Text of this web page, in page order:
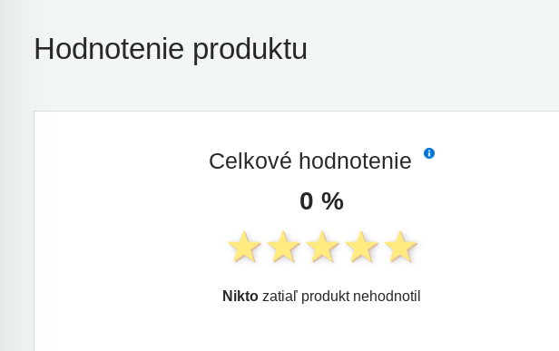
Hodnotenie produktu
Celkové hodnotenie
0 %
Nikto zatiaľ produkt nehodnotil